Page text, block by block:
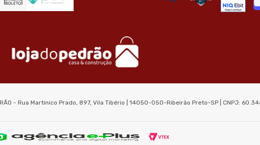
- Rua Martinico Prado, 897, Vila Tibério | 14050-050-Ribeirão Preto-SP | CNPJ: